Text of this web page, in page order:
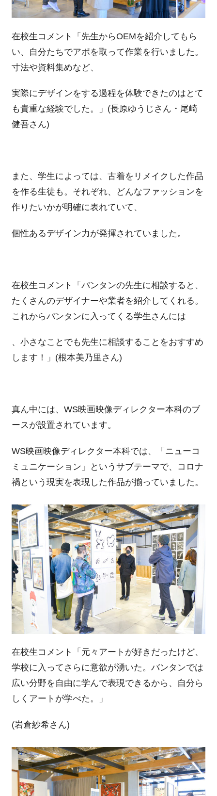
在校生コメント「先生からOEMを紹介してもら
い、自分たちでアポを取って作業を行いました。
寸法や資料集めなど、
実際にデザインをする過程を体験できたのはとて
も貴重な経験でした。」(長原ゆうじさん・尾崎
健吾さん)
また、学生によっては、古着をリメイクした作品
を作る生徒も。それぞれ、どんなファッションを
作りたいかが明確に表れていて、
個性あるデザイン力が発揮されていました。
在校生コメント「バンタンの先生に相談すると、
たくさんのデザイナーや業者を紹介してくれる。
これからバンタンに入ってくる学生さんには
、小さなことでも先生に相談することをおすすめ
します！」(根本美乃里さん)
真ん中には、WS映画映像ディレクター本科のブ
ースが設置されています。
WS映画映像ディレクター本科では、「ニューコ
ミュニケーション」というサブテーマで、コロナ
禍という現実を表現した作品が揃っていました。
在校生コメント「元々アートが好きだったけど、
学校に入ってさらに意欲が湧いた。バンタンでは
広い分野を自由に学んで表現できるから、自分ら
しくアートが学べた。」
(岩倉紗希さん)